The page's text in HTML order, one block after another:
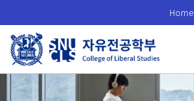
로
메
Home